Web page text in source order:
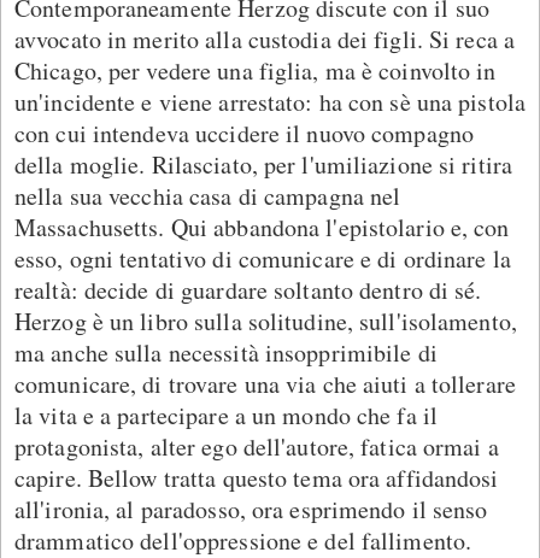
Contemporaneamente Herzog discute con il suo
avvocato in merito alla custodia dei figli. Si reca a
Chicago, per vedere una figlia, ma è coinvolto in
un'incidente e viene arrestato: ha con sè una pistola
con cui intendeva uccidere il nuovo compagno
della moglie. Rilasciato, per l'umiliazione si ritira
nella sua vecchia casa di campagna nel
Massachusetts. Qui abbandona l'epistolario e, con
esso, ogni tentativo di comunicare e di ordinare la
realtà: decide di guardare soltanto dentro di sé.
Herzog è un libro sulla solitudine, sull'isolamento,
ma anche sulla necessità insopprimibile di
comunicare, di trovare una via che aiuti a tollerare
la vita e a partecipare a un mondo che fa il
protagonista, alter ego dell'autore, fatica ormai a
capire. Bellow tratta questo tema ora affidandosi
all'ironia, al paradosso, ora esprimendo il senso
drammatico dell'oppressione e del fallimento.